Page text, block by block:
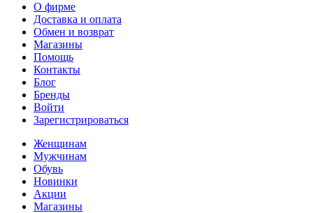
О фирме
Доставка и оплата
Обмен и возврат
Магазины
Помощь
Контакты
Блог
Бренды
Войти
Зарегистрироваться
Женщинам
Мужчинам
Обувь
Новинки
Акции
Магазины